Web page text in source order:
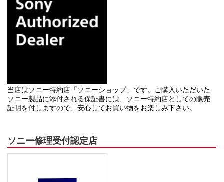
当店はソニー特約店「ソニーショップ」です。ご購入いただいた
ソニー製品に添付される保証書には、ソニー特約店としての販売
証明を付しますので、安心してお買い物をお楽しみ下さい。
ソニー修理受付認定店